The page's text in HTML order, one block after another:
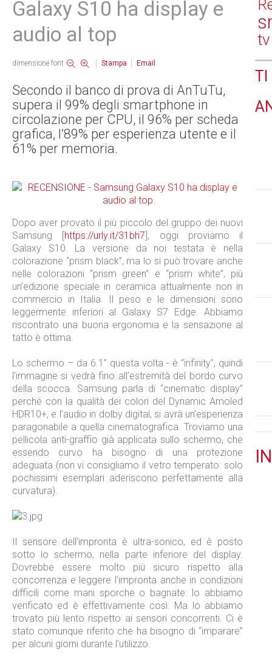
Galaxy S10 ha display e
audio al top
dimensione font Stampa Email
Secondo il banco di prova di AnTuTu,
supera il 99% degli smartphone in
circolazione per CPU, il 96% per scheda
grafica, l’89% per esperienza utente e il
61% per memoria.
Dopo aver provato il più piccolo del gruppo dei nuovi
Samsung [ https://urly.it/31bh7 ], oggi proviamo il
Galaxy S10. La versione da noi testata è nella
colorazione “prism black”, ma lo si può trovare anche
nelle colorazioni “prism green” e “prism white”, più
un’edizione speciale in ceramica attualmente non in
commercio in Italia. Il peso e le dimensioni sono
leggermente inferiori al Galaxy S7 Edge. Abbiamo
riscontrato una buona ergonomia e la sensazione al
tatto è ottima.
Lo schermo – da 6.1” questa volta - è “infinity”, quindi
l’immagine si vedrà fino all’estremità del bordo curvo
della scocca. Samsung parla di “cinematic display”
perché con la qualità dei colori del Dynamic Amoled
HDR10+, e l’audio in dolby digital, si avrà un’esperienza
paragonabile a quella cinematografica. Troviamo una
pellicola anti-graffio già applicata sullo schermo, che
essendo curvo ha bisogno di una protezione
adeguata (non vi consigliamo il vetro temperato: solo
pochissimi esemplari aderiscono perfettamente alla
curvatura).
Il sensore dell’impronta è ultra-sonico, ed è posto
sotto lo schermo, nella parte inferiore del display.
Dovrebbe essere molto più sicuro rispetto alla
concorrenza e leggere l’impronta anche in condizioni
difficili come mani sporche o bagnate: lo abbiamo
verificato ed è effettivamente così. Ma lo abbiamo
trovato più lento rispetto ai sensori concorrenti. Ci è
stato comunque riferito che ha bisogno di “imparare”
per alcuni giorni durante l’utilizzo.
tv
TI
IN